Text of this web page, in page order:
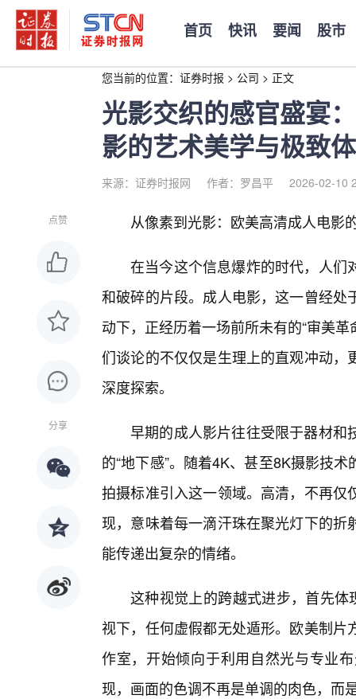
首页 快讯 要闻 股市
您当前的位置： 证券时报 > 公司 > 正文
光影交织的感官盛宴
影的艺术美学与极致
来源：证券时报网 作者：罗昌平 2026-02-10
点赞
分享
从像素到光影：欧美高清成人电影
在当今这个信息爆炸的时代，人们
和破碎的片段。成人电影，这一曾经
动下，正经历着一场前所未有的“审美
们谈论的不仅仅是生理上的直观冲动
深度探索。
早期的成人影片往往受限于器材和
的“地下感”。随着4K、甚至8K摄影技
拍摄标准引入这一领域。高清，不再
现，意味着每一滴汗珠在聚光灯下的
能传递出复杂的情绪。
这种视觉上的跨越式进步，首先体
视下，任何虚假都无处遁形。欧美制
作室，开始倾向于利用自然光与专业
现，画面的色调不再是单调的肉色，而